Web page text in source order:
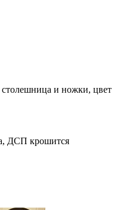
и ножки, цвет
ДСП крошится